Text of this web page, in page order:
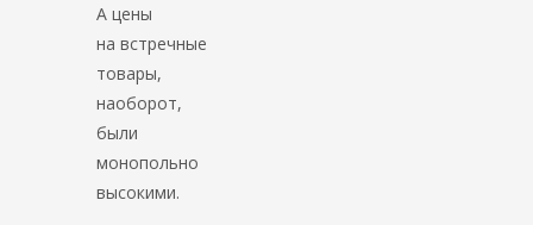
А цены
на встречные
товары,
наоборот,
были
монопольно
высокими.